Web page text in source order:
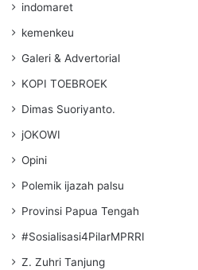
indomaret
kemenkeu
Galeri & Advertorial
KOPI TOEBROEK
Dimas Suoriyanto.
jOKOWI
Opini
Polemik ijazah palsu
Provinsi Papua Tengah
#Sosialisasi4PilarMPRRI
Z. Zuhri Tanjung